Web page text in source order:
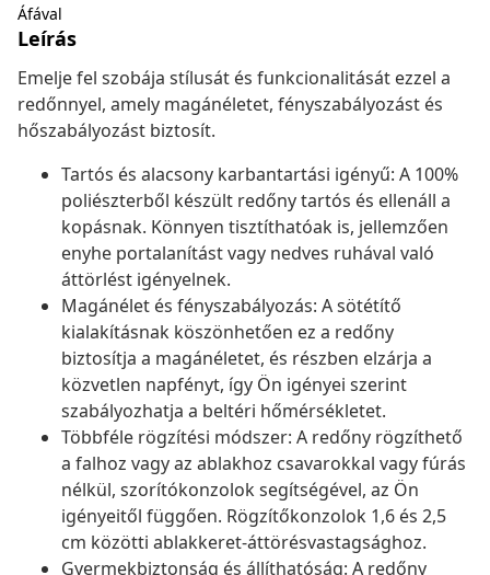
Áfával
Leírás
Emelje fel szobája stílusát és funkcionalitását ezzel a
redőnnyel, amely magánéletet, fényszabályozást és
hőszabályozást biztosít.
Tartós és alacsony karbantartási igényű: A 100%
poliészterből készült redőny tartós és ellenáll a
kopásnak. Könnyen tisztíthatóak is, jellemzően
enyhe portalanítást vagy nedves ruhával való
áttörlést igényelnek.
Magánélet és fényszabályozás: A sötétítő
kialakításnak köszönhetően ez a redőny
biztosítja a magánéletet, és részben elzárja a
közvetlen napfényt, így Ön igényei szerint
szabályozhatja a beltéri hőmérsékletet.
Többféle rögzítési módszer: A redőny rögzíthető
a falhoz vagy az ablakhoz csavarokkal vagy fúrás
nélkül, szorítókonzolok segítségével, az Ön
igényeitől függően. Rögzítőkonzolok 1,6 és 2,5
cm közötti ablakkeret-áttörésvastagsághoz.
Gyermekbiztonság és állíthatóság: A redőny